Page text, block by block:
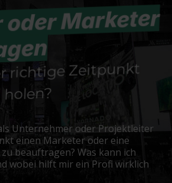
Marketer
richtige Zeitpunkt
Unternehmer oder Projektleiter
einen Marketer oder eine
beauftragen? Was kann ich
wobei hilft mir ein Profi wirklich